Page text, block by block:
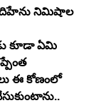
పదిహేను నిమిషాల
కూడా ఏమి
ఈ కోణంలో